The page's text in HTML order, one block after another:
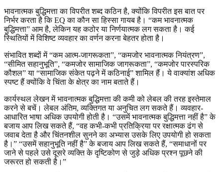
भावनात्मक बुद्धिमत्ता का विपरीत शब्द कठिन है, क्योंकि विपरीत इस बात पर
निर्भर करता है कि EQ का कौन सा हिस्सा गायब है। “कम भावनात्मक
बुद्धिमत्ता” आम है, लेकिन यह कठोर या निर्णयात्मक लग सकता है। कई
स्थितियों में विशिष्ट व्यवहार का वर्णन करना बेहतर होता है।
संभावित शब्दों में “कम आत्म-जागरूकता”, “कमजोर भावनात्मक नियंत्रण”,
“सीमित सहानुभूति”, “कमजोर सामाजिक जागरूकता”, “कमजोर पारस्परिक
कौशल” या “सामाजिक संकेत पढ़ने में कठिनाई” शामिल हैं। ये वाक्यांश अधिक
स्पष्ट हैं क्योंकि वे चिंता के क्षेत्र का नाम बताते हैं।
कार्यस्थल लेखन में भावनात्मक बुद्धिमत्ता की कमी को लेबल की तरह इस्तेमाल
करने से बचें। लेबल अंतिम, व्यक्तिगत या अनुचित लग सकते हैं। व्यवहार-
आधारित भाषा अधिक उपयोगी होती है। “उसमें भावनात्मक बुद्धिमत्ता नहीं है” के
बजाय आप लिख सकते हैं, “वह कभी-कभी प्रतिक्रिया पर रक्षात्मक ढंग से
जवाब देता है और चिंतनशील सुनने का अभ्यास उसके लिए उपयोगी हो सकता
है।” “उसमें सहानुभूति नहीं है” के बजाय आप लिख सकते हैं, “समाधानों पर
जाने से पहले उसे दूसरे व्यक्ति के दृष्टिकोण से जुड़े अधिक प्रश्न पूछने की
जरूरत हो सकती है।”